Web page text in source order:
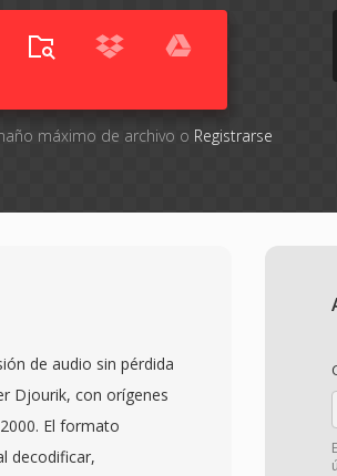
máximo de archivo o Registrarse
de audio sin pérdida
Djourik, con orígenes
El formato
decodificar,